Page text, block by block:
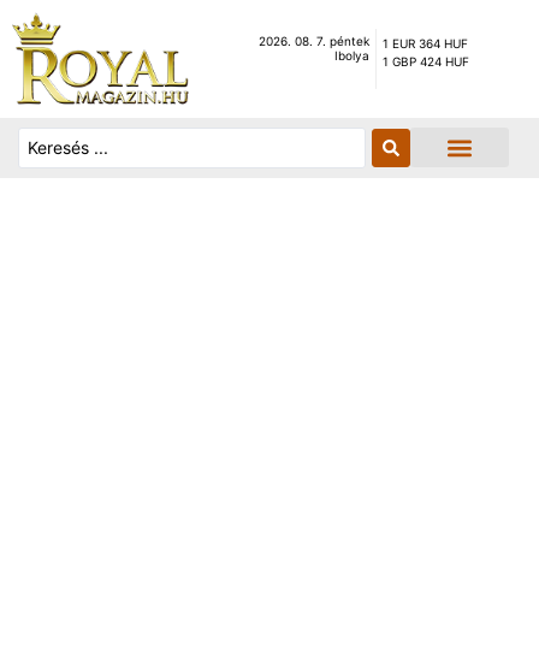
2026. 08. 7. péntek
Ibolya
1 EUR 364 HUF
1 GBP 424 HUF